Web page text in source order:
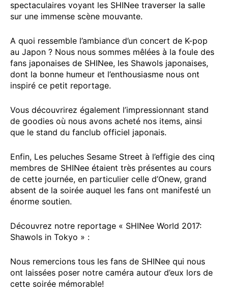
spectaculaires voyant les SHINee traverser la salle
sur une immense scène mouvante.
A quoi ressemble l’ambiance d’un concert de K-pop
au Japon ? Nous nous sommes mêlées à la foule des
fans japonaises de SHINee, les Shawols japonaises,
dont la bonne humeur et l’enthousiasme nous ont
inspiré ce petit reportage.
Vous découvrirez également l’impressionnant stand
de goodies où nous avons acheté nos items, ainsi
que le stand du fanclub officiel japonais.
Enfin, Les peluches Sesame Street à l’effigie des cinq
membres de SHINee étaient très présentes au cours
de cette journée, en particulier celle d’Onew, grand
absent de la soirée auquel les fans ont manifesté un
énorme soutien.
Découvrez notre reportage « SHINee World 2017:
Shawols in Tokyo » :
Nous remercions tous les fans de SHINee qui nous
ont laissées poser notre caméra autour d’eux lors de
cette soirée mémorable!